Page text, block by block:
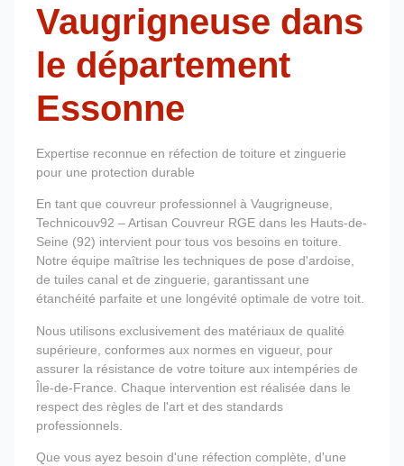
Vaugrigneuse dans
le département
Essonne
Expertise reconnue en réfection de toiture et zinguerie
pour une protection durable
En tant que couvreur professionnel à Vaugrigneuse,
Technicouv92 – Artisan Couvreur RGE dans les Hauts-de-
Seine (92) intervient pour tous vos besoins en toiture.
Notre équipe maîtrise les techniques de pose d'ardoise,
de tuiles canal et de zinguerie, garantissant une
étanchéité parfaite et une longévité optimale de votre toit.
Nous utilisons exclusivement des matériaux de qualité
supérieure, conformes aux normes en vigueur, pour
assurer la résistance de votre toiture aux intempéries de
Île-de-France. Chaque intervention est réalisée dans le
respect des règles de l'art et des standards
professionnels.
Que vous ayez besoin d'une réfection complète, d'une